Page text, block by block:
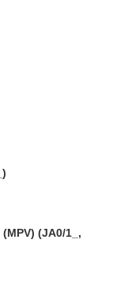
(MPV) (JA0/1_,